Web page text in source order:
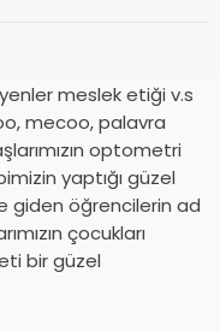
meslek etiği v.s
mecoo, palavra
optometri
yaptığı güzel
giden öğrencilerin ad
çocukları
bir güzel